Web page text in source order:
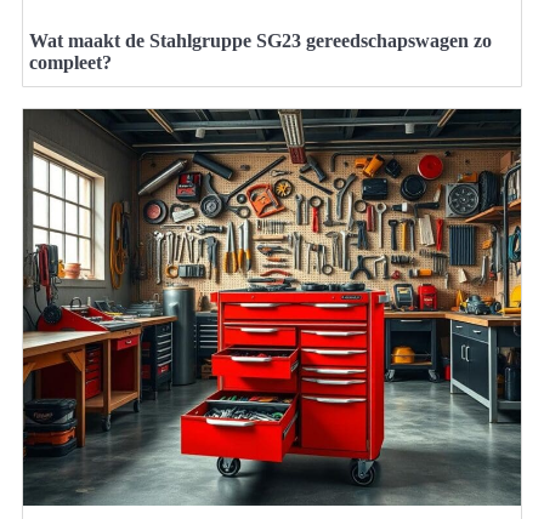
Wat maakt de Stahlgruppe SG23 gereedschapswagen zo
compleet?